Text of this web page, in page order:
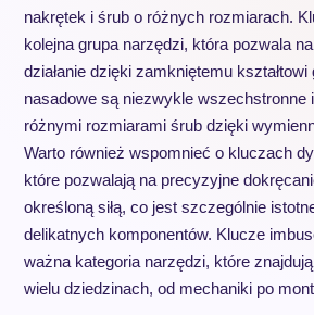
nakrętek i śrub o różnych rozmiarach.
kolejna grupa narzędzi, która pozwala
działanie dzięki zamkniętemu kształtowi
nasadowe są niezwykle wszechstronne
różnymi rozmiarami śrub dzięki
Warto również wspomnieć o kluczach
które pozwalają na precyzyjne
określoną siłą, co jest szczególnie
delikatnych komponentów. Klucze
ważna kategoria narzędzi, które
wielu dziedzinach, od mechaniki po